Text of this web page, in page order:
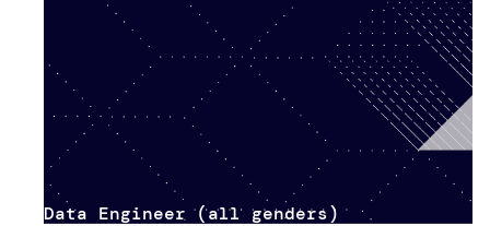
Data Engineer (all genders)